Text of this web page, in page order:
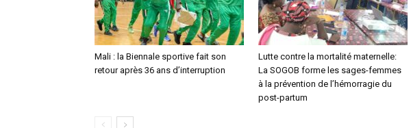
Mali : la Biennale sportive fait son
retour après 36 ans d’interruption
Lutte contre la mortalité maternelle:
La SOGOB forme les sages-femmes
à la prévention de l’hémorragie du
post-partum